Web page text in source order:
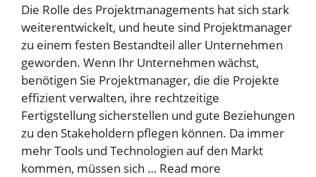
Die Rolle des Projektmanagements hat sich stark
weiterentwickelt, und heute sind Projektmanager
zu einem festen Bestandteil aller Unternehmen
geworden. Wenn Ihr Unternehmen wächst,
benötigen Sie Projektmanager, die die Projekte
effizient verwalten, ihre rechtzeitige
Fertigstellung sicherstellen und gute Beziehungen
zu den Stakeholdern pflegen können. Da immer
mehr Tools und Technologien auf den Markt
kommen, müssen sich … Read more